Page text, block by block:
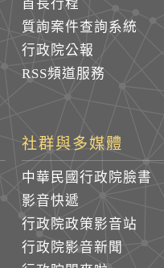
首長行程
質詢案件查詢系統
行政院公報
RSS頻道服務
社群與多媒體
中華民國行政院臉書
影音快遞
行政院政策影音站
行政院影音新聞